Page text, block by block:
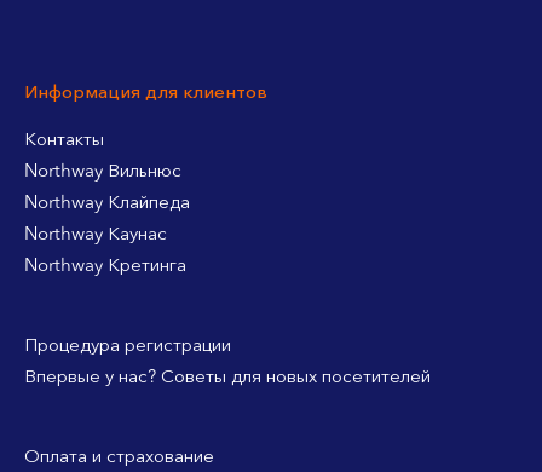
Информация для клиентов
Контакты
Northway Вильнюс
Northway Клайпеда
Northway Каунас
Northway Кретинга
Процедура регистрации
Впервые у нас? Советы для новых посетителей
Оплата и страхование